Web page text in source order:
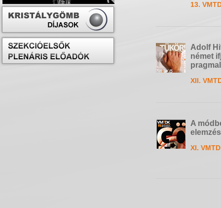
13.
Adolf
német
XII.
A
XI.